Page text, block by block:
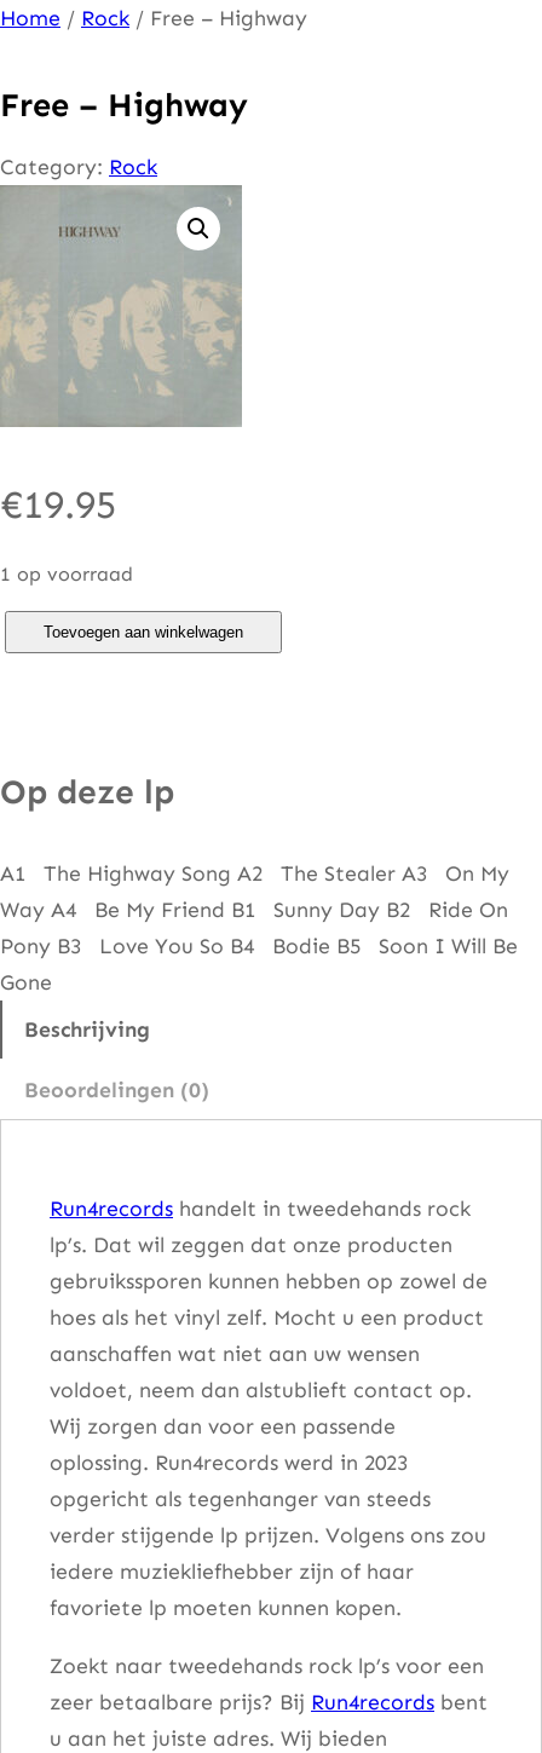
Ga
de
inhoud
Home / Rock / Free – Highway
Free – Highway
Category: Rock
€19.95
1 op voorraad
H
g
h
w
a
a
Toevoegen aan winkelwagen
Op deze lp
A1 The Highway Song A2 The Stealer A3 On My
Way A4 Be My Friend B1 Sunny Day B2 Ride On
Pony B3 Love You So B4 Bodie B5 Soon I Will Be
Gone
Beschrijving
Beoordelingen (0)
Run4records handelt in tweedehands rock
lp’s. Dat wil zeggen dat onze producten
gebruikssporen kunnen hebben op zowel de
hoes als het vinyl zelf. Mocht u een product
aanschaffen wat niet aan uw wensen
voldoet, neem dan alstublieft contact op.
Wij zorgen dan voor een passende
oplossing. Run4records werd in 2023
opgericht als tegenhanger van steeds
verder stijgende lp prijzen. Volgens ons zou
iedere muziekliefhebber zijn of haar
favoriete lp moeten kunnen kopen.
Zoekt naar tweedehands rock lp’s voor een
zeer betaalbare prijs? Bij Run4records bent
u aan het juiste adres. Wij bieden